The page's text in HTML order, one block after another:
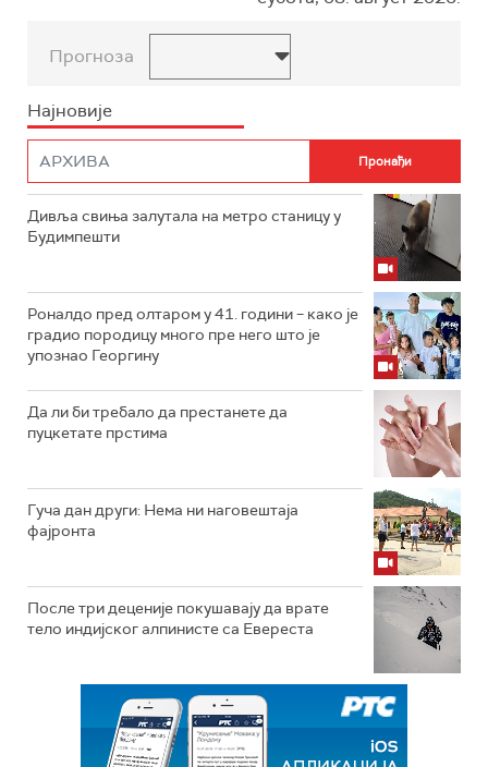
Прогноза
Најновије
Дивља свиња залутала на метро станицу у
Будимпешти
Роналдо пред олтаром у 41. години – како је
градио породицу много пре него што је
упознао Георгину
Да ли би требало да престанете да
пуцкетате прстима
Гуча дан други: Нема ни наговештаја
фајронта
После три деценије покушавају да врате
тело индијског алпинисте са Евереста